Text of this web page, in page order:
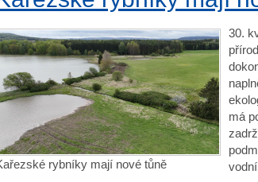
rybníky mají nové tůně
30.
má